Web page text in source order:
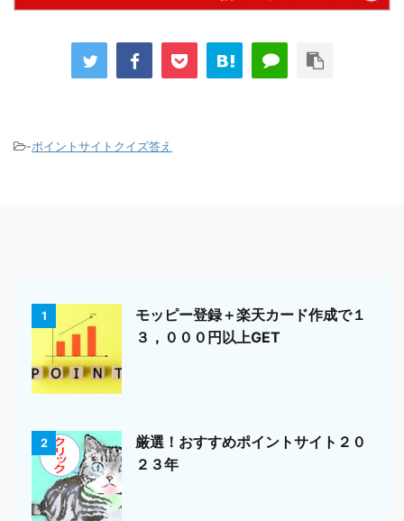
-ポイントサイトクイズ答え
1
モッピー登録＋楽天カード作成で１
３，０００円以上GET
2
厳選！おすすめポイントサイト２０
２３年